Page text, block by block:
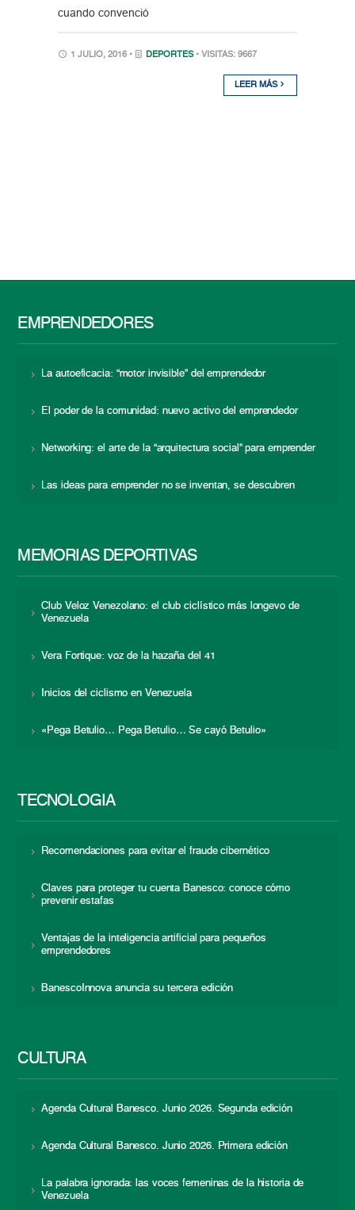
cuando convenció
1 JULIO, 2016 • DEPORTES • VISITAS: 9667
LEER MÁS
EMPRENDEDORES
La autoeficacia: “motor invisible” del emprendedor
El poder de la comunidad: nuevo activo del emprendedor
Networking: el arte de la “arquitectura social” para emprender
Las ideas para emprender no se inventan, se descubren
MEMORIAS DEPORTIVAS
Club Veloz Venezolano: el club ciclístico más longevo de
Venezuela
Vera Fortique: voz de la hazaña del 41
Inicios del ciclismo en Venezuela
«Pega Betulio… Pega Betulio… Se cayó Betulio»
TECNOLOGÍA
Recomendaciones para evitar el fraude cibernético
Claves para proteger tu cuenta Banesco: conoce cómo
prevenir estafas
Ventajas de la inteligencia artificial para pequeños
emprendedores
BanescoInnova anuncia su tercera edición
CULTURA
Agenda Cultural Banesco. Junio 2026. Segunda edición
Agenda Cultural Banesco. Junio 2026. Primera edición
La palabra ignorada: las voces femeninas de la historia de
Venezuela